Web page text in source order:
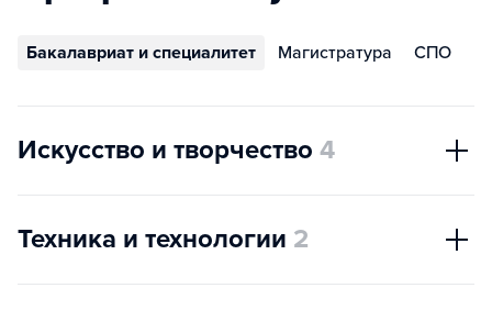
Бакалавриат и специалитет Магистратура СПО
Искусство и творчество 4
Техника и технологии 2